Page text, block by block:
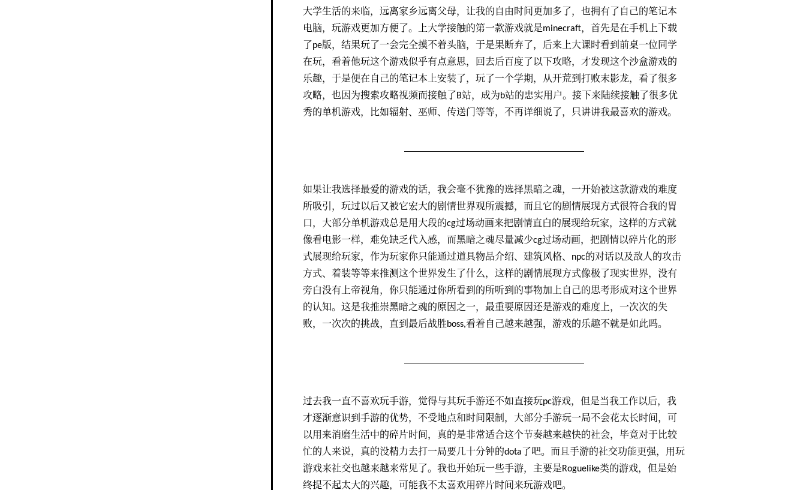
大学生活的来临，远离家乡远离父母，让我的自由时间更加多了，也拥有了自己的笔记本
电脑，玩游戏更加方便了。上大学接触的第一款游戏就是minecraft，首先是在手机上下载
了pe版，结果玩了一会完全摸不着头脑，于是果断弃了，后来上大课时看到前桌一位同学
在玩，看着他玩这个游戏似乎有点意思，回去后百度了以下攻略，才发现这个沙盒游戏的
乐趣，于是便在自己的笔记本上安装了，玩了一个学期，从开荒到打败末影龙，看了很多
攻略，也因为搜索攻略视频而接触了B站，成为b站的忠实用户。接下来陆续接触了很多优
秀的单机游戏，比如辐射、巫师、传送门等等，不再详细说了，只讲讲我最喜欢的游戏。
如果让我选择最爱的游戏的话，我会毫不犹豫的选择黑暗之魂，一开始被这款游戏的难度
所吸引，玩过以后又被它宏大的剧情世界观所震撼，而且它的剧情展现方式很符合我的胃
口，大部分单机游戏总是用大段的cg过场动画来把剧情直白的展现给玩家，这样的方式就
像看电影一样，难免缺乏代入感，而黑暗之魂尽量减少cg过场动画，把剧情以碎片化的形
式展现给玩家，作为玩家你只能通过道具物品介绍、建筑风格、npc的对话以及敌人的攻击
方式、着装等等来推测这个世界发生了什么，这样的剧情展现方式像极了现实世界，没有
旁白没有上帝视角，你只能通过你所看到的所听到的事物加上自己的思考形成对这个世界
的认知。这是我推崇黑暗之魂的原因之一，最重要原因还是游戏的难度上，一次次的失
败，一次次的挑战，直到最后战胜boss,看着自己越来越强，游戏的乐趣不就是如此吗。
过去我一直不喜欢玩手游，觉得与其玩手游还不如直接玩pc游戏，但是当我工作以后，我
才逐渐意识到手游的优势，不受地点和时间限制，大部分手游玩一局不会花太长时间，可
以用来消磨生活中的碎片时间，真的是非常适合这个节奏越来越快的社会，毕竟对于比较
忙的人来说，真的没精力去打一局要几十分钟的dota了吧。而且手游的社交功能更强，用玩
游戏来社交也越来越来常见了。我也开始玩一些手游，主要是Roguelike类的游戏，但是始
终提不起太大的兴趣，可能我不太喜欢用碎片时间来玩游戏吧。